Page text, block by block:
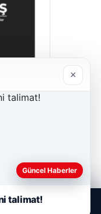
×
Güncel Haberler
talimat!